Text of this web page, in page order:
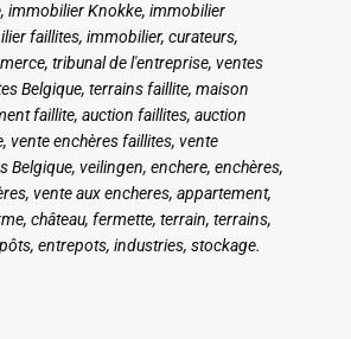
immobilier Knokke, immobilier
faillites, immobilier, curateurs,
tribunal de l'entreprise, ventes
Belgique, terrains faillite, maison
faillite, auction faillites, auction
vente enchères faillites, vente
Belgique, veilingen, enchere, enchères,
vente aux encheres, appartement,
château, fermette, terrain, terrains,
entrepots, industries, stockage.